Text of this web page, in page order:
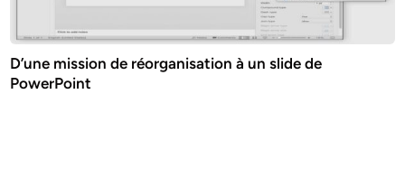
D’une mission de réorganisation à un slide de
PowerPoint